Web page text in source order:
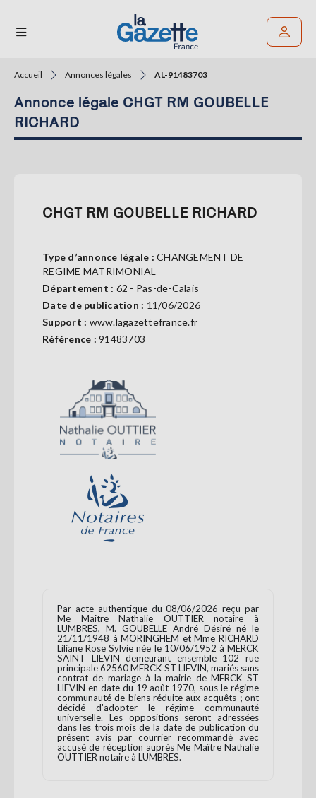
THÉMATIQUES
TENDANCES
GAZETTE
Se
connecter
Accueil Annonces légales AL-91483703
Annonce légale CHGT RM GOUBELLE
RICHARD
CHGT RM GOUBELLE RICHARD
Type d’annonce légale : CHANGEMENT DE
REGIME MATRIMONIAL
Département : 62 - Pas-de-Calais
Date de publication : 11/06/2026
Support : www.lagazettefrance.fr
Référence : 91483703
Par acte authentique du 08/06/2026 reçu par
Me Maître Nathalie OUTTIER notaire à
LUMBRES, M. GOUBELLE André Désiré né le
21/11/1948 à MORINGHEM et Mme RICHARD
Liliane Rose Sylvie née le 10/06/1952 à MERCK
SAINT LIEVIN demeurant ensemble 102 rue
principale 62560 MERCK ST LIEVIN, mariés sans
contrat de mariage à la mairie de MERCK ST
LIEVIN en date du 19 août 1970, sous le régime
communauté de biens réduite aux acquêts ; ont
décidé d'adopter le régime communauté
universelle. Les oppositions seront adressées
dans les trois mois de la date de publication du
présent avis par courrier recommandé avec
accusé de réception auprès Me Maître Nathalie
OUTTIER notaire à LUMBRES.